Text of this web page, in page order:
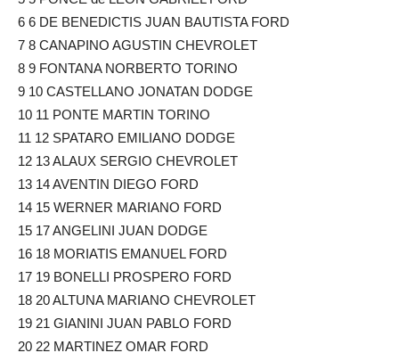
6 6 DE BENEDICTIS JUAN BAUTISTA FORD
7 8 CANAPINO AGUSTIN CHEVROLET
8 9 FONTANA NORBERTO TORINO
9 10 CASTELLANO JONATAN DODGE
10 11 PONTE MARTIN TORINO
11 12 SPATARO EMILIANO DODGE
12 13 ALAUX SERGIO CHEVROLET
13 14 AVENTIN DIEGO FORD
14 15 WERNER MARIANO FORD
15 17 ANGELINI JUAN DODGE
16 18 MORIATIS EMANUEL FORD
17 19 BONELLI PROSPERO FORD
18 20 ALTUNA MARIANO CHEVROLET
19 21 GIANINI JUAN PABLO FORD
20 22 MARTINEZ OMAR FORD